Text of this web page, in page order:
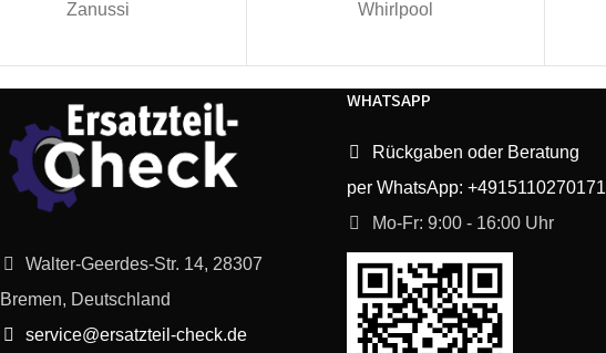
Zanussi Whirlpool
Walter-Geerdes-Str. 14, 28307
Bremen, Deutschland
service@ersatzteil-check.de
WHATSAPP
Rückgaben oder Beratung
per WhatsApp: +4915110270171
Mo-Fr: 9:00 - 16:00 Uhr